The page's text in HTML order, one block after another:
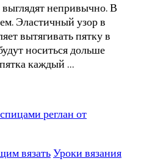
непривычно. В
Эластичный узор в
вытягивать пятку в
носиться дольше
каждый …
вязатьУроки вязания